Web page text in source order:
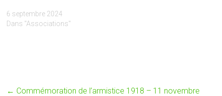
6 septembre 2024
Dans "Associations"
← Commémoration de l’armistice 1918 – 11 novembre